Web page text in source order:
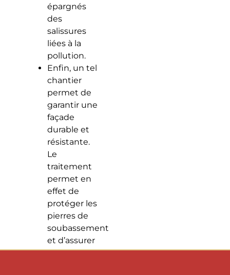
épargnés
des
salissures
liées à la
pollution.
Enfin, un tel
chantier
permet de
garantir une
façade
durable et
résistante.
Le
traitement
permet en
effet de
protéger les
pierres de
soubassement
et d’assurer
leur